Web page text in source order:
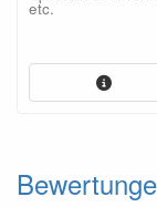
etc.